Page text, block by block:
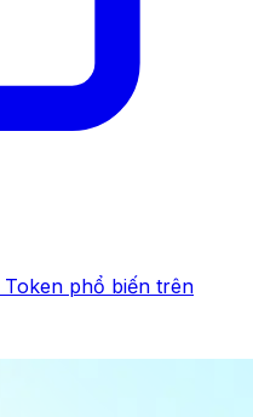
Token phổ biến trên